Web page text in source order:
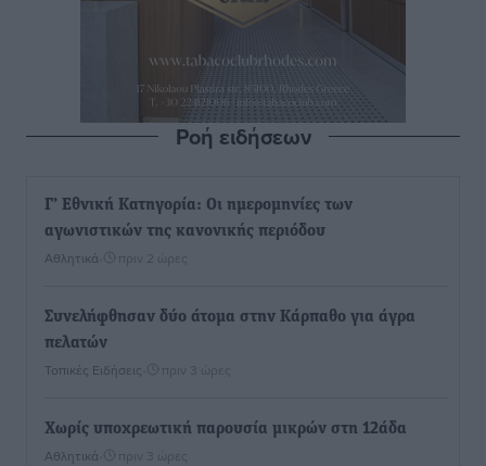
Ροή ειδήσεων
Γ’ Εθνική Κατηγορία: Οι ημερομηνίες των
αγωνιστικών της κανονικής περιόδου
Αθλητικά πριν 2 ώρες
Συνελήφθησαν δύο άτομα στην Κάρπαθο για άγρα
πελατών
Τοπικές Ειδήσεις πριν 3 ώρες
Χωρίς υποχρεωτική παρουσία μικρών στη 12άδα
Αθλητικά πριν 3 ώρες